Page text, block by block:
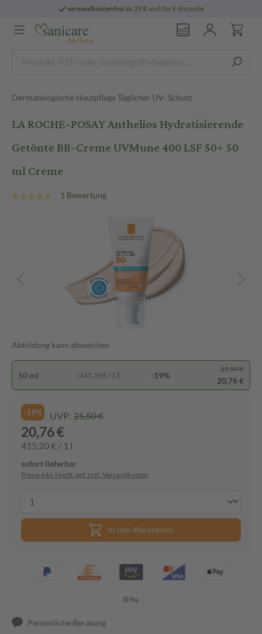
versandkostenfreiab 29 € und für E-Rezepte
Dermatologische Hautpflege Täglicher UV- Schutz
LA ROCHE-POSAY Anthelios Hydratisierende
Getönte BB-Creme UVMune 400 LSF 50+ 50
ml Creme
1 Bewertung
Abbildung kann abweichen
50 ml (415,20 € / 1 l) -19%
25,50 €
20,76 €
-19% UVP: 25,50 €
20,76 €
415,20 € / 1 l
sofort lieferbar
Preise inkl. MwSt. ggf. zzgl. Versandkosten
In den Warenkorb
Persönliche Beratung